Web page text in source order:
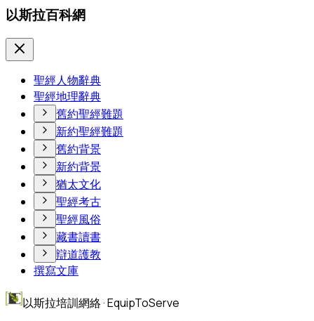
以斯拉百科網
聖經人物辭典
聖經地理辭典
舊約聖經難題
新約聖經難題
舊約背景
新約背景
猶太文化
聖經考古
聖經風俗
藏書讀書
辯道護教
撰寫文庫
以斯拉培訓網絡 · EquipToServe